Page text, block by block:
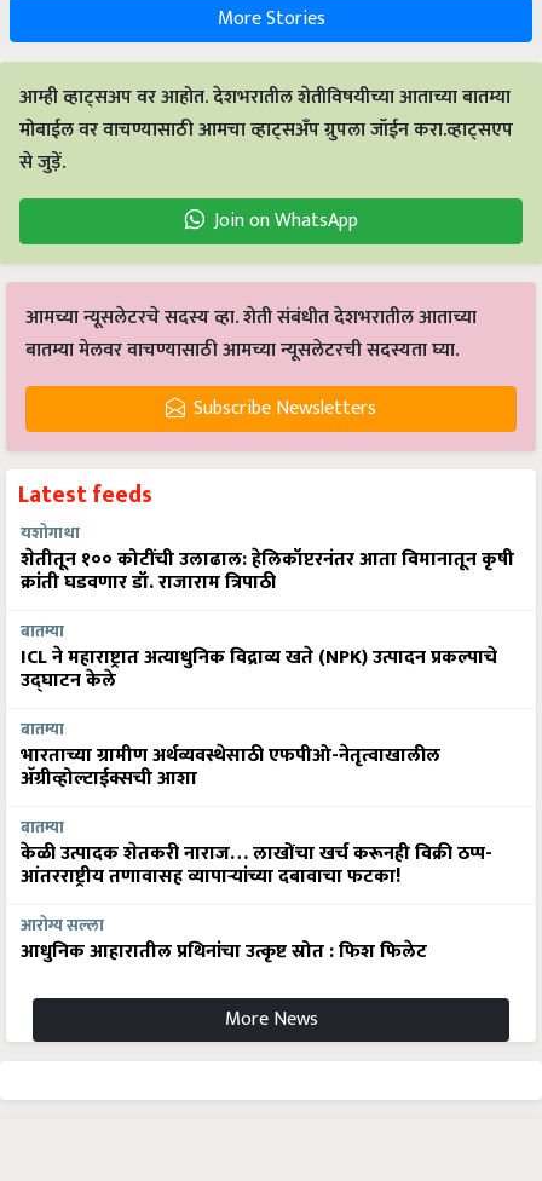
More Stories
आम्ही व्हाट्सअप वर आहोत. देशभरातील शेतीविषयीच्या आताच्या बातम्या
मोबाईल वर वाचण्यासाठी आमचा व्हाट्सअँप ग्रुपला जॉईन करा.व्हाट्सएप
से जुड़ें.
Join on WhatsApp
आमच्या न्यूसलेटरचे सदस्य व्हा. शेती संबंधीत देशभरातील आताच्या
बातम्या मेलवर वाचण्यासाठी आमच्या न्यूसलेटरची सदस्यता घ्या.
Subscribe Newsletters
Latest feeds
यशोगाथा
शेतीतून १०० कोटींची उलाढाल: हेलिकॉप्टरनंतर आता विमानातून कृषी
क्रांती घडवणार डॉ. राजाराम त्रिपाठी
बातम्या
ICL ने महाराष्ट्रात अत्याधुनिक विद्राव्य खते (NPK) उत्पादन प्रकल्पाचे
उद्घाटन केले
बातम्या
भारताच्या ग्रामीण अर्थव्यवस्थेसाठी एफपीओ-नेतृत्वाखालील
अ‍ॅग्रीव्होल्टाईक्सची आशा
बातम्या
केळी उत्पादक शेतकरी नाराज… लाखोंचा खर्च करूनही विक्री ठप्प-
आंतरराष्ट्रीय तणावासह व्यापाऱ्यांच्या दबावाचा फटका!
आरोग्य सल्ला
आधुनिक आहारातील प्रथिनांचा उत्कृष्ट स्रोत : फिश फिलेट
More News